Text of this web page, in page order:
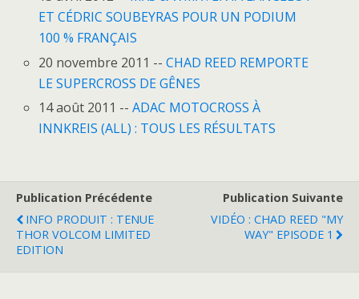
ET CÉDRIC SOUBEYRAS POUR UN PODIUM
100 % FRANÇAIS
20 novembre 2011 --CHAD REED REMPORTE
LE SUPERCROSS DE GÊNES
14 août 2011 --ADAC MOTOCROSS À
INNKREIS (ALL) : TOUS LES RÉSULTATS
Publication Précédente
INFO PRODUIT : TENUE
THOR VOLCOM LIMITED
EDITION
Publication Suivante
VIDÉO : CHAD REED "MY
WAY" EPISODE 1